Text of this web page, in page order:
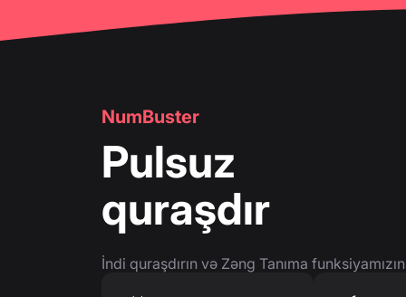
NumBuster
Pulsuz
quraşdır
İndi quraşdırın və Zəng Tanıma